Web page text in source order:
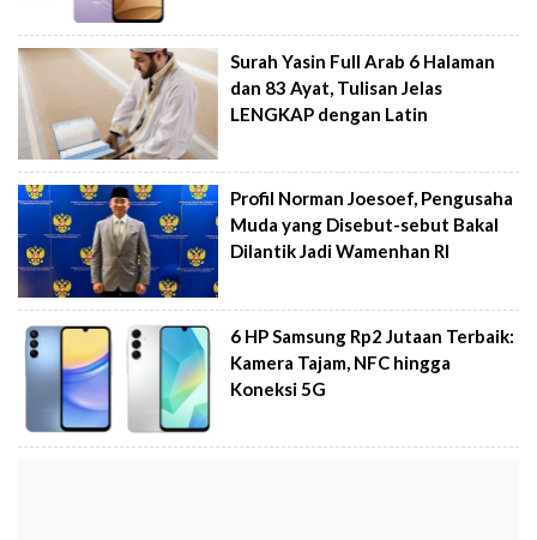
Surah Yasin Full Arab 6 Halaman
dan 83 Ayat, Tulisan Jelas
LENGKAP dengan Latin
Profil Norman Joesoef, Pengusaha
Muda yang Disebut-sebut Bakal
Dilantik Jadi Wamenhan RI
6 HP Samsung Rp2 Jutaan Terbaik:
Kamera Tajam, NFC hingga
Koneksi 5G